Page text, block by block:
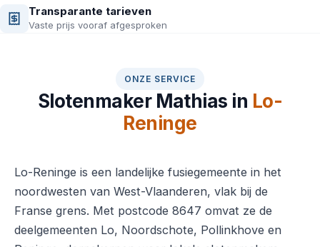
Transparante tarieven
Vaste prijs vooraf afgesproken
ONZE SERVICE
Slotenmaker Mathias in Lo-
Reninge
Lo-Reninge is een landelijke fusiegemeente in het
noordwesten van West-Vlaanderen, vlak bij de
Franse grens. Met postcode 8647 omvat ze de
deelgemeenten Lo, Noordschote, Pollinkhove en